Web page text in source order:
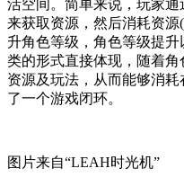
活空间。简单来说，玩家
来获取资源，然后消耗资
升角色等级，角色等级提
类的形式直接体现，随着
资源及玩法，从而能够消
了一个游戏闭环。
图片来自“LEAH时光机”